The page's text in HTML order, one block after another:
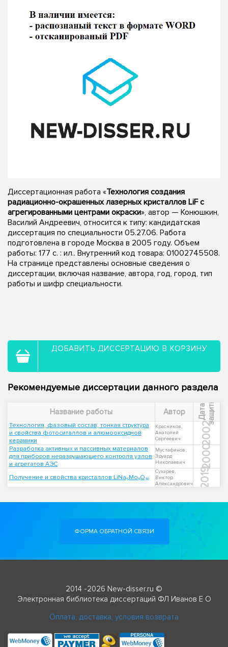
Диссертационная работа «Технология создания
радиационно-окрашенных лазерных кристаллов LiF с
агрегированными центрами окраски», автор — Конюшкин,
Василий Андреевич, относится к типу: кандидатская
диссертация по специальности 05.27.06. Работа
подготовлена в городе Москва в 2005 году. Объем
работы: 177 с. : ил.. Внутренний код товара: 01002745508.
На странице представлены основные сведения о
диссертации, включая название, автора, год, город, тип
работы и шифр специальности.
ДОБАВИТЬ ДИССЕРТАЦИЮ В КОРЗИНУ
Рекомендуемые диссертации данного раздела
Название работы Автор Д
а
т
а
з
а
щ
и
т ы
Технология, фазовый состав, тонкая структура
и свойства фотоситаллов и алюмооксидной
керамики
Красников,
Анатолий
Сергеевич
2002
Разработка активных и пассивных материалов
для приборов неразрушающего контроля узлов
и агрегатов АЭС
Мустафинов,
Эдуард
Николаевич
2000
Получение и свойства кристаллов LiNa₅Mo₉O₃₀
Сухарев,
Виктор
Александрович
2019
ФОРМА ОБРАТНОЙ СВЯЗИ
2014 -2026 New-disser.ru ©
Электронная библиотека диссертаций ФЛ Иванов Е О
Оплата, доставка, условия возврата